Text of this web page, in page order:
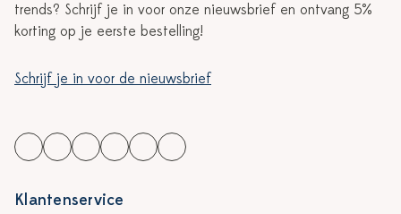
trends? Schrijf je in voor onze nieuwsbrief en ontvang 5%
korting op je eerste bestelling!
Schrijf je in voor de nieuwsbrief
Klantenservice